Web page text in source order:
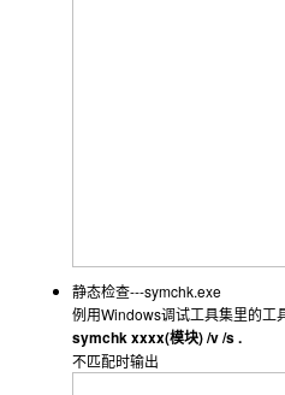
静态检查---symchk.exe
例用Windows调试工具集里的工
symchk xxxx(模块) /v /s .
不匹配时输出